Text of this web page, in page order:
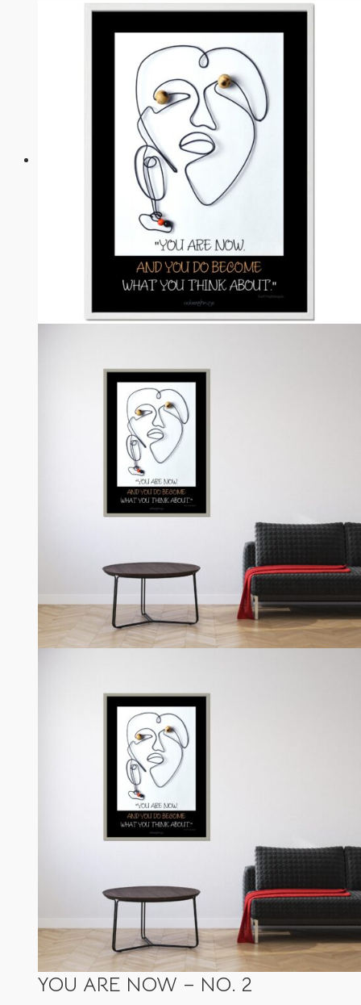
YOU ARE NOW – NO. 2